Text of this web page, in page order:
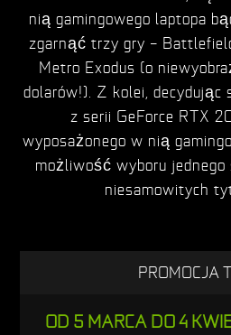
nią gamingowego laptopa
zgarnąć trzy gry –
Metro Exodus (o
dolarów!). Z kolei,
z serii GeForce RTX
wyposażonego w nią
możliwość wyboru
niesamowitych
PROMOCJA
OD 5 MARCA DO 4